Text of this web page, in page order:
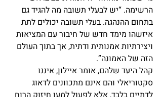
הרשימה. “יש לבעלי תשובה מה להגיד גם
בתחום ההנהגה. בעלי תשובה יכולים לתת
איזשהו מימד חדש של חיבור עם המציאות
ויצירתיות אמנותית ודתית, אך בתוך העולם
הזה של האמונה”.
קהל היעד שלהם, אומר איילון, איננו
סקטוריאלי והם אינם מתכוונים לדאוג